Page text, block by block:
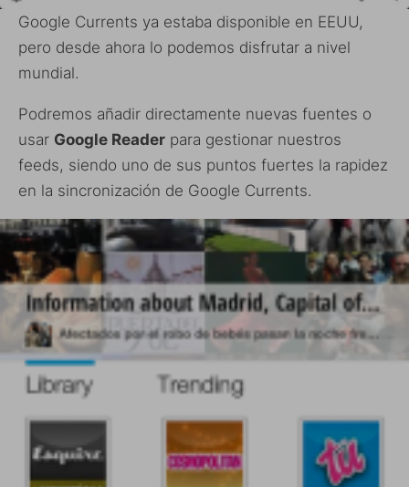
Google Currents ya estaba disponible en EEUU,
pero desde ahora lo podemos disfrutar a nivel
mundial.
Podremos añadir directamente nuevas fuentes o
usar Google Reader para gestionar nuestros
feeds, siendo uno de sus puntos fuertes la rapidez
en la sincronización de Google Currents.